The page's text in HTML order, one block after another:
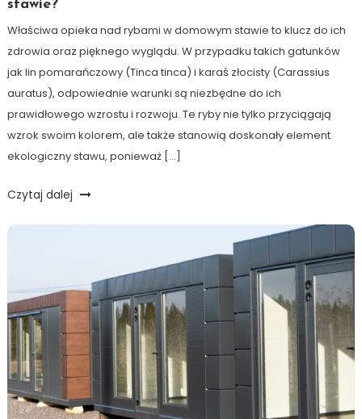
stawie?
Właściwa opieka nad rybami w domowym stawie to klucz do ich
zdrowia oraz pięknego wyglądu. W przypadku takich gatunków
jak lin pomarańczowy (Tinca tinca) i karaś złocisty (Carassius
auratus), odpowiednie warunki są niezbędne do ich
prawidłowego wzrostu i rozwoju. Te ryby nie tylko przyciągają
wzrok swoim kolorem, ale także stanowią doskonały element
ekologiczny stawu, ponieważ […]
Czytaj dalej